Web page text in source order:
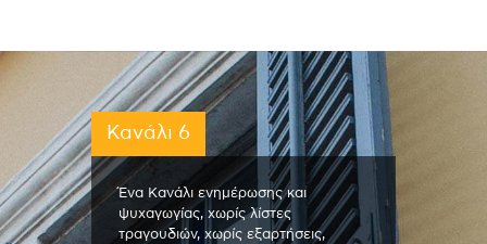
Κανάλι 6
Ένα Κανάλι ενημέρωσης και
ψυχαγωγίας, χωρίς λίστες
τραγουδιών, χωρίς εξαρτήσεις,